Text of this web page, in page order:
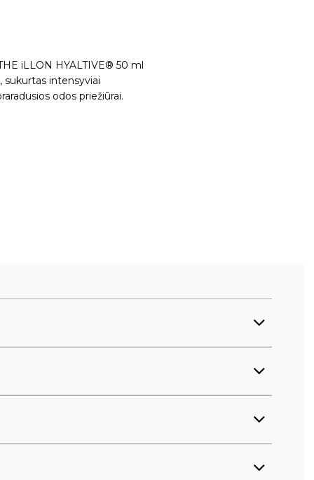
iLLON HYALTIVE® 50 ml
sukurtas intensyviai
odos priežiūrai.